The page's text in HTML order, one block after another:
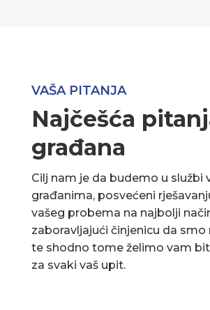
VAŠA PITANJA
Najčešća
građana
Cilj nam je da budemo u službi
građanima, posvećeni
vašeg probema na najbolji
zaboravljajući činjenicu da smo
te shodno tome želimo vam
za svaki vaš upit.